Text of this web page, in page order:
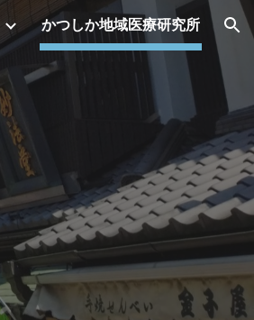
かつしか地域医療研究所